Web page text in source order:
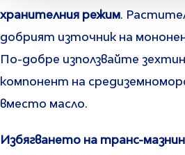
хранителния режим.
добрият източник на
По-добре използвайте
компонент на
вместо масло.
Избягването на транс-